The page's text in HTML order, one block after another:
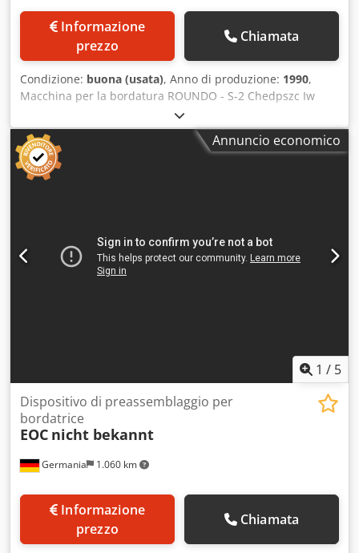
prezzo
Chiamata
Condizione: buona (usata), Anno di produzione: 1990,
Macchina per la bordatura ROUNDO - S-2 Chedpszc Iw
Uefx Abioa N. DI IDENTIFICAZIONE MACCHINA: 4450
Produttore: ROUNDO Tipo: S-2 Anno di fabbricazione: 1990
Lunghezza: 2000 mm Larghezza: 1500 mm Altezza: 1500
mm Si prega di notare: le informazioni contenute in questa
pagina sono state fornite al meglio delle nostre
conseguenza, non costituiscono una dichiarazione o una
condizione contrattuale. Si consiglia di verificare tutti i
dettagli importanti.
Annuncio economico
1 / 5
Germania 1.060 km
Dispositivo di preassemblaggio per
bordatrice
EOC nicht bekannt
prezzo
Chiamata